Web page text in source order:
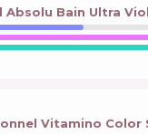
Absolu Bain Ultra
Vitamino Color